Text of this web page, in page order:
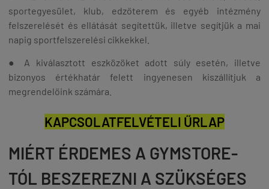
sportegyesület, klub, edzőterem és egyéb intézmény
felszerelését és ellátását segítettük, illetve segítjük a mai
napig sportfelszerelési cikkekkel.
● A kiválasztott eszközöket adott súly esetén, illetve
bizonyos értékhatár felett ingyenesen kiszállítjuk a
megrendelőink számára.
KAPCSOLATFELVÉTELI ŰRLAP
MIÉRT ÉRDEMES A GYMSTORE-
TÓL BESZEREZNI A SZÜKSÉGES